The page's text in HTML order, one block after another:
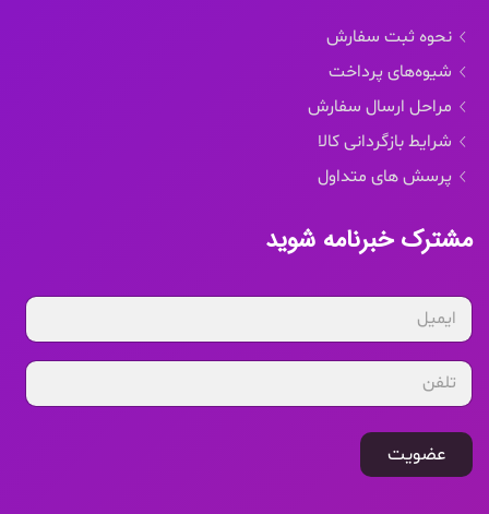
نحوه ثبت سفارش
شیوه‌های پرداخت
مراحل ارسال سفارش
شرایط بازگردانی کالا
پرسش های متداول
مشترک خبرنامه شوید
عضویت